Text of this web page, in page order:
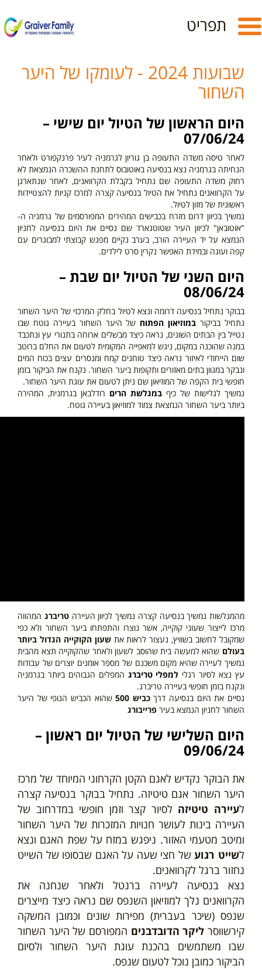
Toggle
navigation
תפריט
שבועות 2024 - לעומקו של היער
השחור
היום הראשון של הטיול יום שישי –
07/06/24
לאחר טיסה משדה התעופה בן גוריון לגרמניה לעיר פרנקפורט ולאחר
הנחיתה בגרמניה נצא בנסיעה באוטובוס לתחנת ההשכרה הנמצאת לא
רחוק משדה התעופה שם נתחיל בקבלת הקרוואנים, לאחר שנתארגן
על הקרוואנים נתחיל את הטיול בנסיעה קצרה למרכז קניות להצטיידות
ראשונית של מזון לטיול.
נמשיך בכיוון דרום מזרח בכבישים המהירים המפורסמים של גרמניה ה-
"אוטובאן" לכיוון העיר שטוטגארד שם נסיים את היום בנסיעה לחניון
הנמצא על יד העיירה הורב, בערב נקיים מפגש קבוצתי למבוגרים עם
קפה ועוגה ובמידת האפשר נקרין סרט לילדים.
היום השני של הטיול יום שבת –
08/06/24
בבוקר נתחיל בנסיעה דרומה ונצא לטיול בחלק המרכזי של היער השחור
נתחיל בביקור במוזיאון הפתוח של היער השחור בעיירה גוטח שבו
נטייל בין הבתים השונים, נראה כיצד מבשלים ארוחה בתנורי עץ ונתכבד
במנה שהוכנה במקום, ניגש למאפייה המקומית לטעום את החלם ברוטב
שום הייחודי לאיזור נראה כיצד טוחנים קמח ומנסרים עצים בכוח המים
ונבקר במגוון בתים מאזורים ותקופות ביער השחור. נקנח את הביקור בזמן
חופשי בית הקפה של המוזיאון שם ניתן לטעום את עוגת היער השחור.
נמשיך לגלישות של כיף במגלשת הרים רודלבאן בגרמנית, המהירה
ביותר ביער השחור הנמצאת צמוד למוזיאון בעיירה גוטח.
מהמגלשות נמשיך בנסיעה קצרה נמשיך לכיוון העיירהטריברג המהווה
מרכז לייצור שעוני קוקייה, אשר נוצרו והתפתחו ביער השחור ולא כפי
שמקובל לחשוב בשוויץ, נעצור לראות אתשעון הקוקייה הגדול ביותר
בעולם שהוא למעשה בית שהוסב לשעון ולאחר שהקוקייה תצא מהבית
נמשיך לעיירה שהיא מקום משכנם של מספר אומנים יוצרים של עבודות
עץ נצא לסיור רגלי למפלי טריברג המפלים הגבוהים ביותר בגרמניה
ונקנח בזמן חופשי בעיירה טריברג.
נסיים את היום בנסיעה דרךכביש 500
שהוא הכביש הנופי של היער
השחור לחניון הנמצא בעיר פרייבורג
היום השלישי של הטיול יום ראשון –
09/06/24
את הבוקר נקדיש לאגם הקטן הקרחוני המיוחד של מרכז
היער השחור אגם טיטיזה. נתחיל בבוקר בנסיעה קצרה
לעיירה טיטיזה לסיור קצר וזמן חופשי במדרחוב של
העיירה בינות לעושר חנויות המזכרות של היער השחור
ומיטב מטעמי האזור. ניפגש במזח על שפת האגם ונצא
לשייט רגועשל חצי שעה על האגם שבסופו של השייט
נחזור ברגל לקרוואנים.
נצא בנסיעה לעיירה ברנטל ולאחר שנחנה את
הקרוואנים נלך למוזיאון השנפס שם נראה כיצד מייצרים
שנפס (שיכר בעברית) מפירות שונים וכמובן המשקה
קירשווסר ליקר הדובדבנים המפורסם של היער השחור
שבו משתמשים בהכנת עוגת היער השחור ולסיום
הביקור כמובן נוכל לטעום שנפס.